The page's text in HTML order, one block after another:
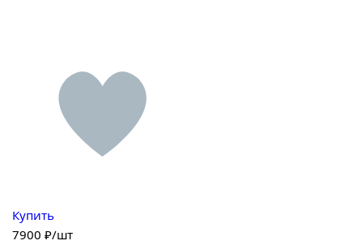
Купить
7900 ₽/шт